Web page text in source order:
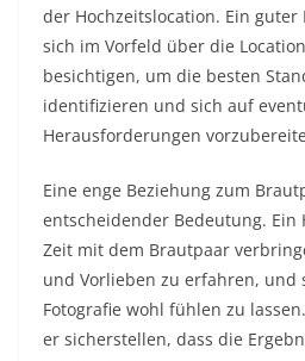
der Hochzeitslocation. Ein
sich im Vorfeld über die
besichtigen, um die besten
identifizieren und sich auf
Herausforderungen
Eine enge Beziehung zum
entscheidender Bedeutung. Ein
Zeit mit dem Brautpaar
und Vorlieben zu erfahren, und
Fotografie wohl fühlen zu
er sicherstellen, dass die